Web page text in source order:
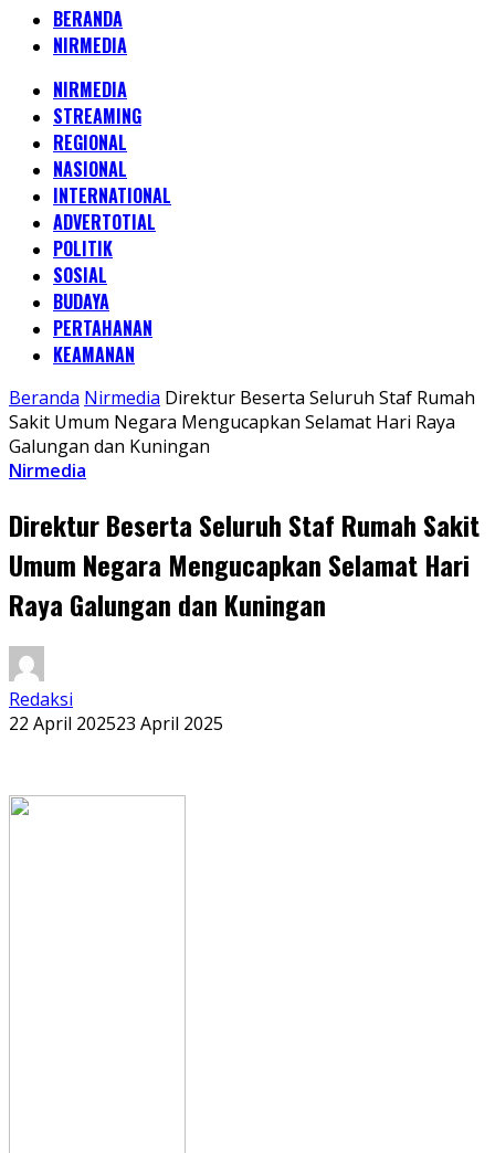
BERANDA
NIRMEDIA
NIRMEDIA
STREAMING
REGIONAL
NASIONAL
INTERNATIONAL
ADVERTOTIAL
POLITIK
SOSIAL
BUDAYA
PERTAHANAN
KEAMANAN
Beranda Nirmedia Direktur Beserta Seluruh Staf Rumah
Sakit Umum Negara Mengucapkan Selamat Hari Raya
Galungan dan Kuningan
Nirmedia
Direktur Beserta Seluruh Staf Rumah Sakit
Umum Negara Mengucapkan Selamat Hari
Raya Galungan dan Kuningan
Redaksi
22 April 202523 April 2025